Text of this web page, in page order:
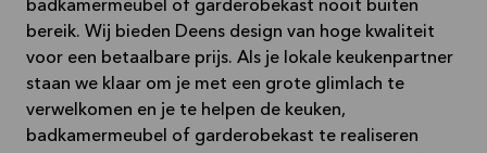
badkamermeubel of garderobekast nooit buiten
bereik. Wij bieden Deens design van hoge kwaliteit
voor een betaalbare prijs. Als je lokale keukenpartner
staan we klaar om je met een grote glimlach te
verwelkomen en je te helpen de keuken,
badkamermeubel of garderobekast te realiseren